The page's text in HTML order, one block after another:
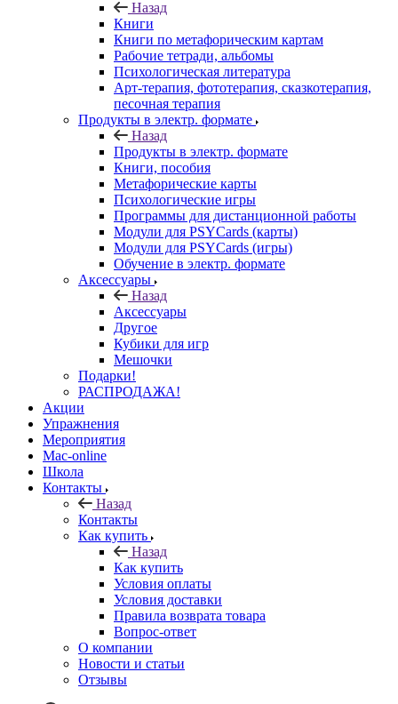
Назад
Книги
Книги по метафорическим картам
Рабочие тетради, альбомы
Психологическая литература
Арт-терапия, фототерапия, сказкотерапия,
песочная терапия
Продукты в электр. формате
Назад
Продукты в электр. формате
Книги, пособия
Метафорические карты
Психологические игры
Программы для дистанционной работы
Модули для PSYCards (карты)
Модули для PSYCards (игры)
Обучение в электр. формате
Аксессуары
Назад
Аксессуары
Другое
Кубики для игр
Мешочки
Подарки!
РАСПРОДАЖА!
Акции
Упражнения
Мероприятия
Mac-online
Школа
Контакты
Назад
Контакты
Как купить
Назад
Как купить
Условия оплаты
Условия доставки
Правила возврата товара
Вопрос-ответ
О компании
Новости и статьи
Отзывы